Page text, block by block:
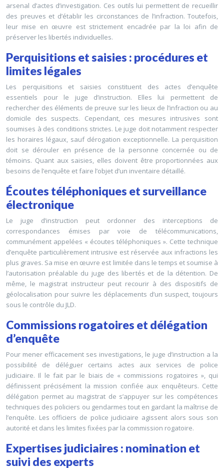
arsenal d’actes d’investigation. Ces outils lui permettent de recueillir
des preuves et d’établir les circonstances de l’infraction. Toutefois,
leur mise en œuvre est strictement encadrée par la loi afin de
préserver les libertés individuelles.
Perquisitions et saisies : procédures et
limites légales
Les perquisitions et saisies constituent des actes d’enquête
essentiels pour le juge d’instruction. Elles lui permettent de
rechercher des éléments de preuve sur les lieux de l’infraction ou au
domicile des suspects. Cependant, ces mesures intrusives sont
soumises à des conditions strictes. Le juge doit notamment respecter
les horaires légaux, sauf dérogation exceptionnelle. La perquisition
doit se dérouler en présence de la personne concernée ou de
témoins. Quant aux saisies, elles doivent être proportionnées aux
besoins de l’enquête et faire l’objet d’un inventaire détaillé.
Écoutes téléphoniques et surveillance
électronique
Le juge d’instruction peut ordonner des interceptions de
correspondances émises par voie de télécommunications,
communément appelées « écoutes téléphoniques ». Cette technique
d’enquête particulièrement intrusive est réservée aux infractions les
plus graves. Sa mise en œuvre est limitée dans le temps et soumise à
l’autorisation préalable du juge des libertés et de la détention. De
même, le magistrat instructeur peut recourir à des dispositifs de
géolocalisation pour suivre les déplacements d’un suspect, toujours
sous le contrôle du JLD.
Commissions rogatoires et délégation
d’enquête
Pour mener efficacement ses investigations, le juge d’instruction a la
possibilité de déléguer certains actes aux services de police
judiciaire. Il le fait par le biais de « commissions rogatoires », qui
définissent précisément la mission confiée aux enquêteurs. Cette
délégation permet au magistrat de s’appuyer sur les compétences
techniques des policiers ou gendarmes tout en gardant la maîtrise de
l’enquête. Les officiers de police judiciaire agissent alors sous son
autorité et dans les limites fixées par la commission rogatoire.
Expertises judiciaires : nomination et
suivi des experts